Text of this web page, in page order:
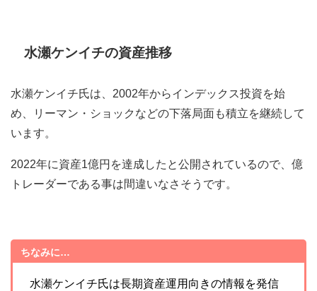
水瀬ケンイチの資産推移
水瀬ケンイチ氏は、2002年からインデックス投資を始
め、リーマン・ショックなどの下落局面も積立を継続して
います。
2022年に資産1億円を達成したと公開されているので、億
トレーダーである事は間違いなさそうです。
ちなみに…
水瀬ケンイチ氏は長期資産運用向きの情報を発信